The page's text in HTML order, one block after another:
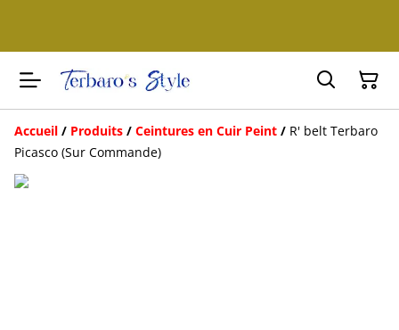
Accueil / Produits / Ceintures en Cuir Peint / R' belt Terbaro
Picasco (Sur Commande)